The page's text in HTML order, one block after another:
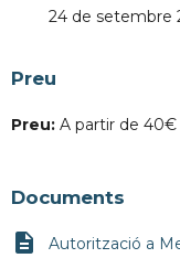
24 de setembre
Preu
Preu: A partir de 40€
Documents
description Autorització a